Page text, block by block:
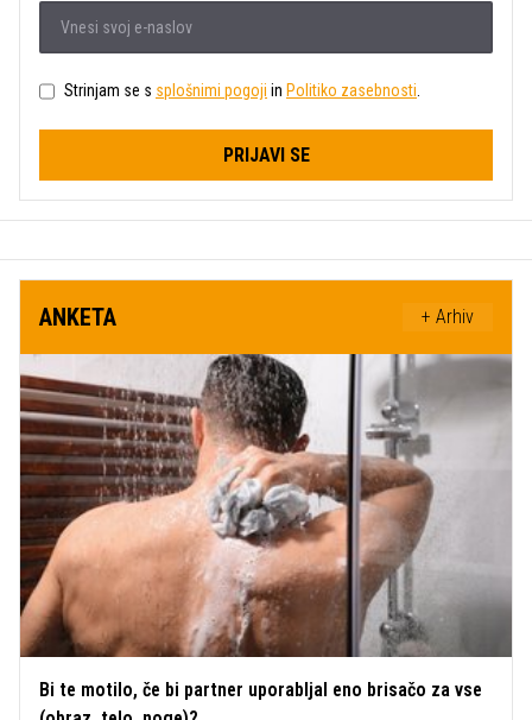
Strinjam se s splošnimi pogoji in Politiko zasebnosti.
PRIJAVI SE
ANKETA + Arhiv
Bi te motilo, če bi partner uporabljal eno brisačo za vse